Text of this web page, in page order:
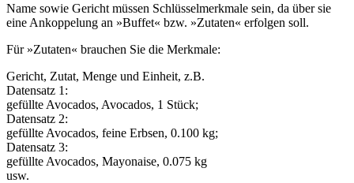
Name sowie Gericht müssen Schlüsselmerkmale sein, da über sie
eine Ankoppelung an »Buffet« bzw. »Zutaten« erfolgen soll.
Für »Zutaten« brauchen Sie die Merkmale:
Gericht, Zutat, Menge und Einheit, z.B.
Datensatz 1:
gefüllte Avocados, Avocados, 1 Stück;
Datensatz 2:
gefüllte Avocados, feine Erbsen, 0.100 kg;
Datensatz 3:
gefüllte Avocados, Mayonaise, 0.075 kg
usw.